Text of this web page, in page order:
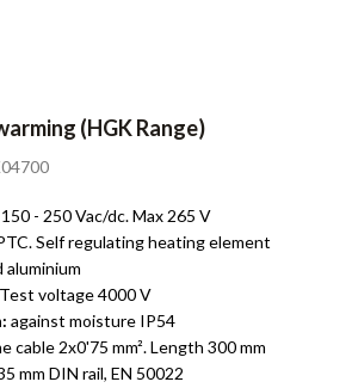
(HGK Range)
150 - 250 Vac/dc. Max 265 V
Self regulating heating element
aluminium
voltage 4000 V
against moisture IP54
cable 2x0'75 mm². Length 300 mm
mm DIN rail, EN 50022